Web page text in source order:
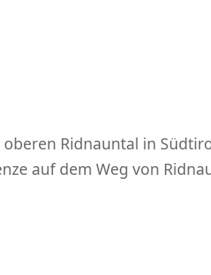
Ridnauntal in
auf dem Weg von